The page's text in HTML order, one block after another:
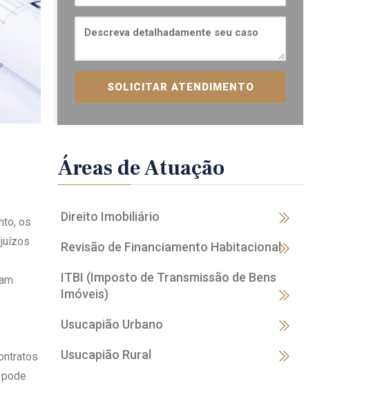
os
SOLICITAR ATENDIMENTO
Áreas de Atuação
Direito Imobiliário
Revisão de Financiamento Habitacional
ITBI (Imposto de Transmissão de Bens
Imóveis)
Usucapião Urbano
Usucapião Rural